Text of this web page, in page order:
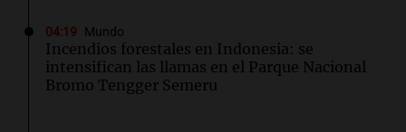
04:19 Mundo
Incendios forestales en Indonesia: se
intensifican las llamas en el Parque Nacional
Bromo Tengger Semeru